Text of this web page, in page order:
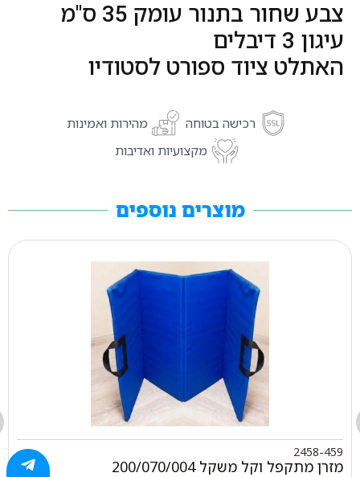
צבע שחור בתנור עומק 35 ס"מ
עיגון 3 דיבלים
האתלט ציוד ספורט לסטודיו
רכישה בטוחה
מהירות ואמינות
מקצועיות ואדיבות
מוצרים נוספים
2458-459
מזרן מתקפל וקל משקל 200/070/004